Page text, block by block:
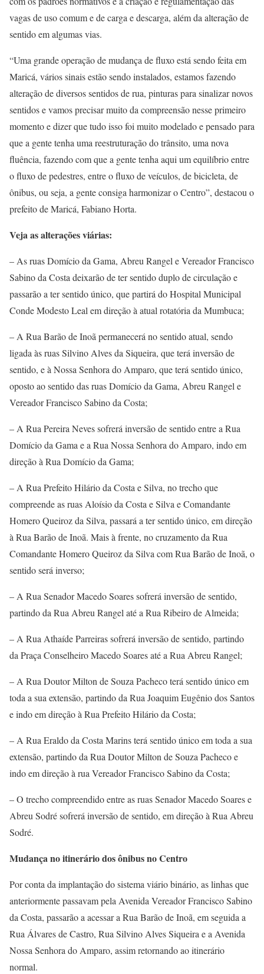
vagas de uso comum e de carga e descarga, além da alteração de
sentido em algumas vias.
“Uma grande operação de mudança de fluxo está sendo feita em
Maricá, vários sinais estão sendo instalados, estamos fazendo
alteração de diversos sentidos de rua, pinturas para sinalizar novos
sentidos e vamos precisar muito da compreensão nesse primeiro
momento e dizer que tudo isso foi muito modelado e pensado para
que a gente tenha uma reestruturação do trânsito, uma nova
fluência, fazendo com que a gente tenha aqui um equilíbrio entre
o fluxo de pedestres, entre o fluxo de veículos, de bicicleta, de
ônibus, ou seja, a gente consiga harmonizar o Centro”, destacou o
prefeito de Maricá, Fabiano Horta.
Veja as alterações viárias:
– As ruas Domício da Gama, Abreu Rangel e Vereador Francisco
Sabino da Costa deixarão de ter sentido duplo de circulação e
passarão a ter sentido único, que partirá do Hospital Municipal
Conde Modesto Leal em direção à atual rotatória da Mumbuca;
– A Rua Barão de Inoã permanecerá no sentido atual, sendo
ligada às ruas Silvino Alves da Siqueira, que terá inversão de
sentido, e à Nossa Senhora do Amparo, que terá sentido único,
oposto ao sentido das ruas Domício da Gama, Abreu Rangel e
Vereador Francisco Sabino da Costa;
– A Rua Pereira Neves sofrerá inversão de sentido entre a Rua
Domício da Gama e a Rua Nossa Senhora do Amparo, indo em
direção à Rua Domício da Gama;
– A Rua Prefeito Hilário da Costa e Silva, no trecho que
compreende as ruas Aloísio da Costa e Silva e Comandante
Homero Queiroz da Silva, passará a ter sentido único, em direção
à Rua Barão de Inoã. Mais à frente, no cruzamento da Rua
Comandante Homero Queiroz da Silva com Rua Barão de Inoã, o
sentido será inverso;
– A Rua Senador Macedo Soares sofrerá inversão de sentido,
partindo da Rua Abreu Rangel até a Rua Ribeiro de Almeida;
– A Rua Athaíde Parreiras sofrerá inversão de sentido, partindo
da Praça Conselheiro Macedo Soares até a Rua Abreu Rangel;
– A Rua Doutor Milton de Souza Pacheco terá sentido único em
toda a sua extensão, partindo da Rua Joaquim Eugênio dos Santos
e indo em direção à Rua Prefeito Hilário da Costa;
– A Rua Eraldo da Costa Marins terá sentido único em toda a sua
extensão, partindo da Rua Doutor Milton de Souza Pacheco e
indo em direção à rua Vereador Francisco Sabino da Costa;
– O trecho compreendido entre as ruas Senador Macedo Soares e
Abreu Sodré sofrerá inversão de sentido, em direção à Rua Abreu
Sodré.
Mudança no itinerário dos ônibus no Centro
Por conta da implantação do sistema viário binário, as linhas que
anteriormente passavam pela Avenida Vereador Francisco Sabino
da Costa, passarão a acessar a Rua Barão de Inoã, em seguida a
Rua Álvares de Castro, Rua Silvino Alves Siqueira e a Avenida
Nossa Senhora do Amparo, assim retornando ao itinerário
normal.